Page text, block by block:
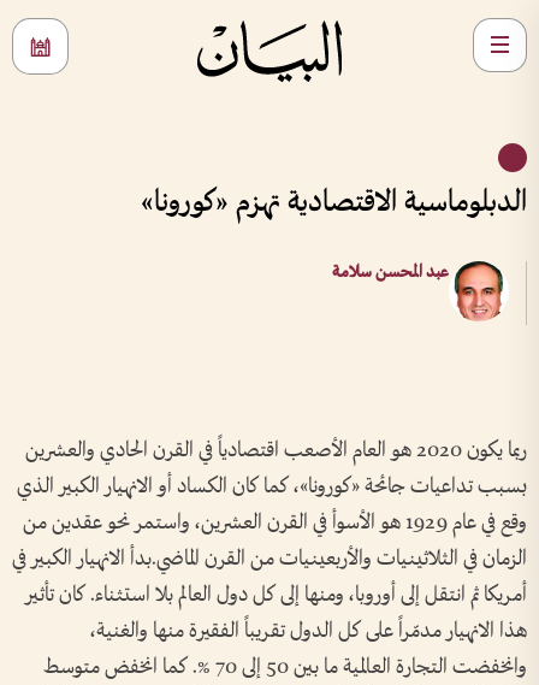
الدبلوماسية الاقتصادية تهزم «كورونا»
عبد المحسن ‬سلامة
ربما يكون 2020 هو العام الأصعب اقتصادياً في القرن الحادي والعشرين
بسبب تداعيات جائحة «كورونا»، كما كان الكساد أو الانهيار الكبير الذي
وقع في عام 1929 هو الأسوأ في القرن العشرين، واستمر نحو عقدين من
الزمان في الثلاثينيات والأربعينيات من القرن الماضي.بدأ الانهيار الكبير في
أمريكا ثم انتقل إلى أوروبا، ومنها إلى كل دول العالم بلا استثناء. كان تأثير
هذا الانهيار مدمّراً على كل الدول تقريباً الفقيرة منها والغنية،
وانخفضت التجارة العالمية ما بين 50 إلى 70 %. كما انخفض متوسط